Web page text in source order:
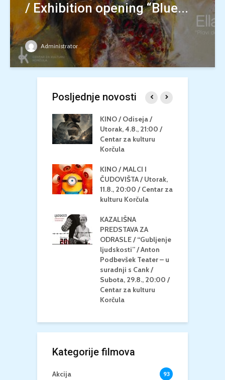
/ Exhibition opening “Blue...
Administrator
Posljednje novosti
KINO / Odiseja /
Utorak, 4.8., 21:00 /
Centar za kulturu
Korčula
KINO / MALCI I
ČUDOVIŠTA / Utorak,
11.8., 20:00 / Centar za
kulturu Korčula
KAZALIŠNA
PREDSTAVA ZA
ODRASLE / “Gubljenje
ljudskosti” / Anton
Podbevšek Teater – u
suradnji s Cank /
Subota, 29.8., 20:00 /
Centar za kulturu
Korčula
Kategorije filmova
Akcija 93